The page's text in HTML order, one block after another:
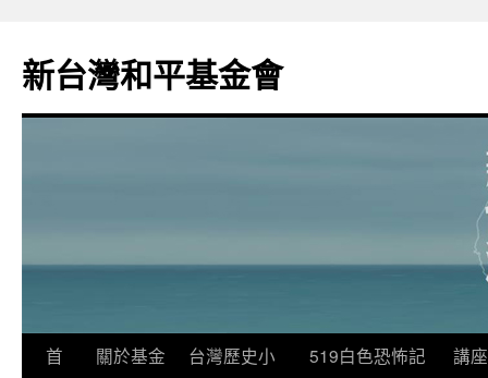
新台灣和平基金會
首
關於基金
台灣歷史小
519白色恐怖記
講